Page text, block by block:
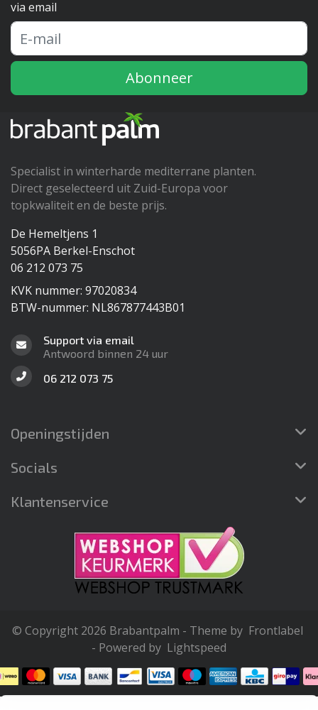
via email
Abonneer
Specialist in winterharde mediterrane planten.
Direct geselecteerd uit Zuid-Europa voor
topkwaliteit en de beste prijs.
De Hemeltjens 1
5056PA Berkel-Enschot
06 212 073 75
KVK nummer: 97020834
BTW-nummer: NL867877443B01
Support via email
Antwoord binnen 24 uur
06 212 073 75
Openingstijden
Socials
Klantenservice
© Copyright 2026 Brabantpalm - Theme by Frontlabel
- Powered by Lightspeed